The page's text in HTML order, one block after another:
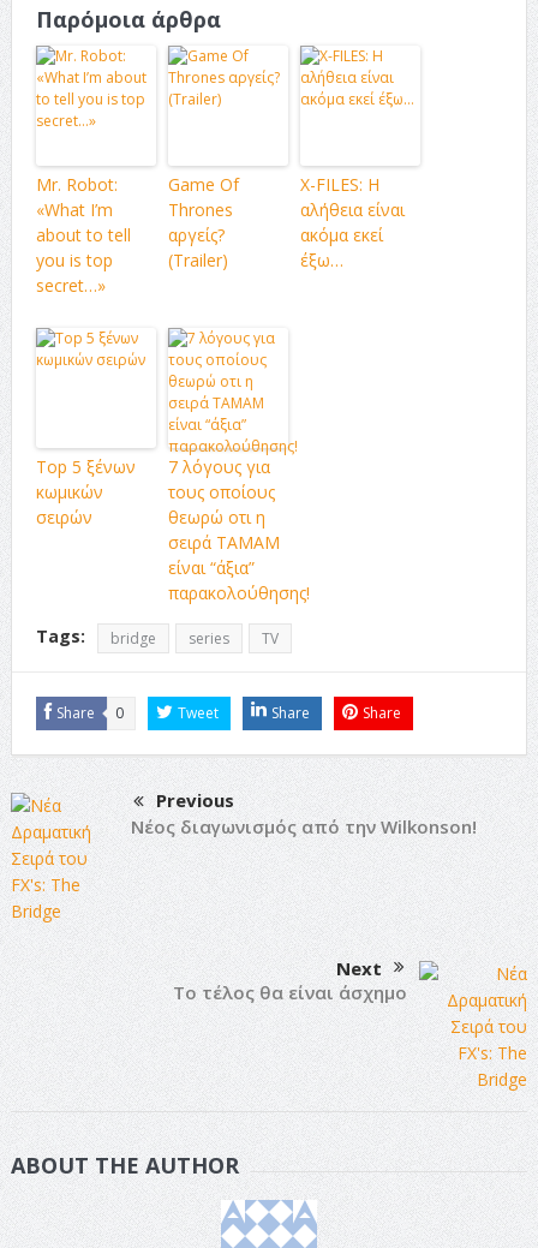
Παρόμοια άρθρα
Mr. Robot:
«What I’m
about to tell
you is top
secret…»
Game Of
Thrones
αργείς?
(Trailer)
X-FILES: Η
αλήθεια είναι
ακόμα εκεί
έξω…
Top 5 ξένων
κωμικών
σειρών
7 λόγους για
τους οποίους
θεωρώ οτι η
σειρά ΤΑΜΑΜ
είναι “άξια”
παρακολούθησης!
Tags:
bridge series TV
Share 0 Tweet Share Share
Previous
Νέος διαγωνισμός από την Wilkonson!
Next
To τέλος θα είναι άσχημο
ABOUT THE AUTHOR